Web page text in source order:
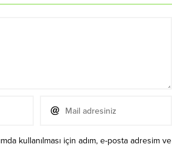
kullanılması için adım, e-posta adresim ve